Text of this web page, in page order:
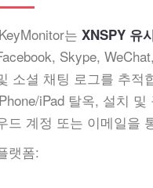
는 XNSPY 유
Skype,
소셜 채팅 로그를 추적
iPad 탈옥, 설치
드 계정 또는 이메일을
랫폼: